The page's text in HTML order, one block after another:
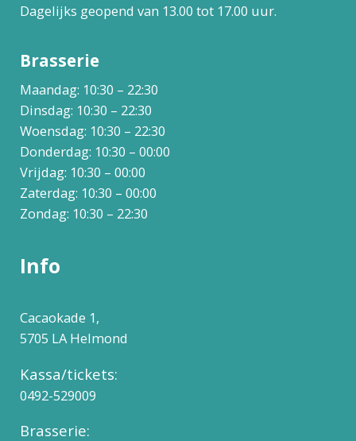
Dagelijks geopend van 13.00 tot 17.00 uur.
Brasserie
Maandag: 10:30 – 22:30
Dinsdag: 10:30 – 22:30
Woensdag: 10:30 – 22:30
Donderdag: 10:30 – 00:00
Vrijdag: 10:30 – 00:00
Zaterdag: 10:30 – 00:00
Zondag: 10:30 – 22:30
Info
Cacaokade 1,
5705 LA Helmond
Kassa/tickets:
0492-529009
Brasserie: